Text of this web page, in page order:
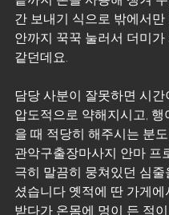
간 보내기 식으로 밖에서
안까지 꾹꾹 눌러서 더미
같던데요.
담당 사분이 잘못하면 시
압도적으로 약해지시고,
을 때 적당히 해주시는 분
관악구출장마사지 안마 프
극히 말끔히 뭉쳐있던 심
셨습니다 옛적에 딴 가게
받다가 온몸에 멍이 든 적